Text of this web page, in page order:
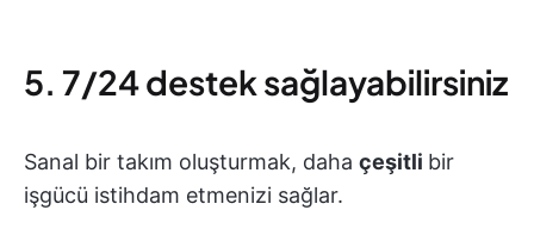
5. 7/24 destek sağlayabilirsiniz
Sanal bir takım oluşturmak, daha çeşitli bir
işgücü istihdam etmenizi sağlar.